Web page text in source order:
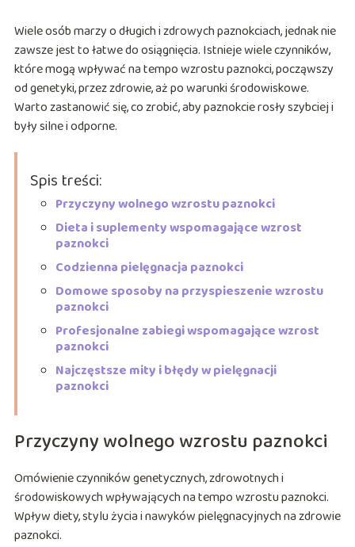
Wiele osób marzy o długich i zdrowych paznokciach, jednak nie
zawsze jest to łatwe do osiągnięcia. Istnieje wiele czynników,
które mogą wpływać na tempo wzrostu paznokci, począwszy
od genetyki, przez zdrowie, aż po warunki środowiskowe.
Warto zastanowić się, co zrobić, aby paznokcie rosły szybciej i
były silne i odporne.
Spis treści:
Przyczyny wolnego wzrostu paznokci
Dieta i suplementy wspomagające wzrost
paznokci
Codzienna pielęgnacja paznokci
Domowe sposoby na przyspieszenie wzrostu
paznokci
Profesjonalne zabiegi wspomagające wzrost
paznokci
Najczęstsze mity i błędy w pielęgnacji
paznokci
Przyczyny wolnego wzrostu paznokci
Omówienie czynników genetycznych, zdrowotnych i
środowiskowych wpływających na tempo wzrostu paznokci.
Wpływ diety, stylu życia i nawyków pielęgnacyjnych na zdrowie
paznokci.